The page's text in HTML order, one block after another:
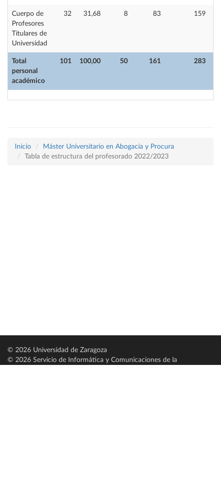
Total
personal
académico
101 100,00 50 161 283
Cuerpo de
Profesores
Titulares de
Universidad
32 31,68 8 83 159
Inicio
Máster Universitario en Abogacía y Procura
Tabla de estructura del profesorado 2022/2023
© 2026 Universidad de Zaragoza
© 2026 Servicio de Informática y Comunicaciones de la